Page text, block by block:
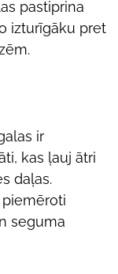
pastiprina
izturīgāku pret
ir
kas ļauj ātri
daļas.
seguma